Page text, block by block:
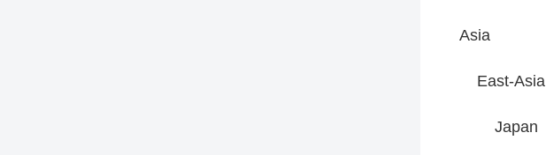
Asia
East-Asia
Japan